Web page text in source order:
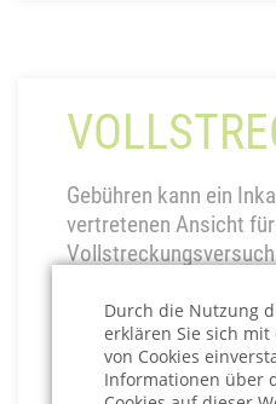
Gebühren kann ein
vertretenen Ansicht
Gesamtforderung bis
500,00
Durch die Nutzung
erklären Sie sich
von Cookies
Informationen über